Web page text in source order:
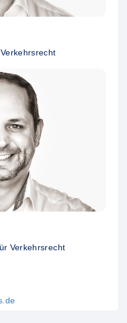
Verkehrsrecht